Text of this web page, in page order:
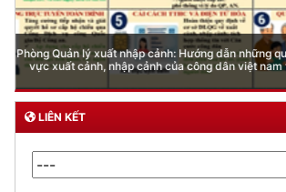
Phòng Quản lý xuất nhập cảnh: Hướng dẫn những
vực xuất cảnh, nhập cảnh của công dân việt
LIÊN KẾT